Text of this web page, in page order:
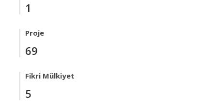
1
Proje
69
Fikri Mülkiyet
5